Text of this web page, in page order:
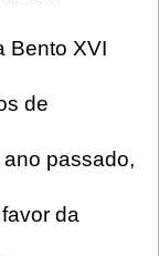
Bento XVI
de
ano passado,
da